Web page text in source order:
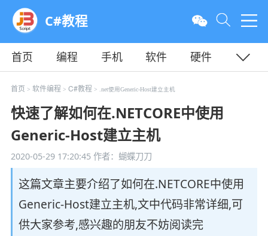
C#教程
首页 编程 手机 软件
硬件
教程
平面 服务器
首页 > 软件编程 > C#教程 > .net使用Generic-Host建立主机
快速了解如何在.NETCORE中使用
Generic-Host建立主机
2020-05-29 17:20:45作者：蝴蝶刀刀
这篇文章主要介绍了如何在.NETCORE中使用
Generic-Host建立主机,文中代码非常详细,可
供大家参考,感兴趣的朋友不妨阅读完